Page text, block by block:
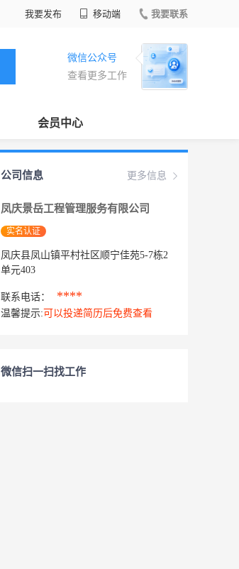
我要发布 移动端 我要联系
微信公众号
查看更多工作
会员中心
更多信息
公司信息
凤庆景岳工程管理服务有限公司
实名认证
凤庆县凤山镇平村社区顺宁佳苑5-7栋2
单元403
联系电话： ****
温馨提示: 可以投递简历后免费查看
微信扫一扫找工作